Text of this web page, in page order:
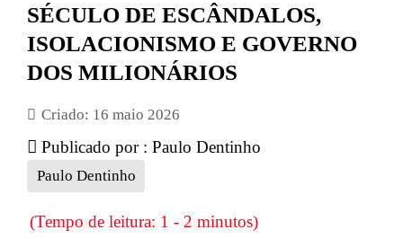
SÉCULO DE ESCÂNDALOS,
ISOLACIONISMO E GOVERNO
DOS MILIONÁRIOS
Criado: 16 maio 2026
Publicado por : Paulo Dentinho
Paulo Dentinho
(Tempo de leitura: 1 - 2 minutos)